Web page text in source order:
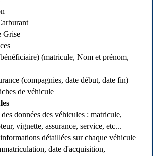
(matricule, Nom et prénom,
(compagnies, date début, date fin)
de véhicule
données des véhicules : matricule,
vignette, assurance, service, etc...
détaillées sur chaque véhicule
date d'acquisition,